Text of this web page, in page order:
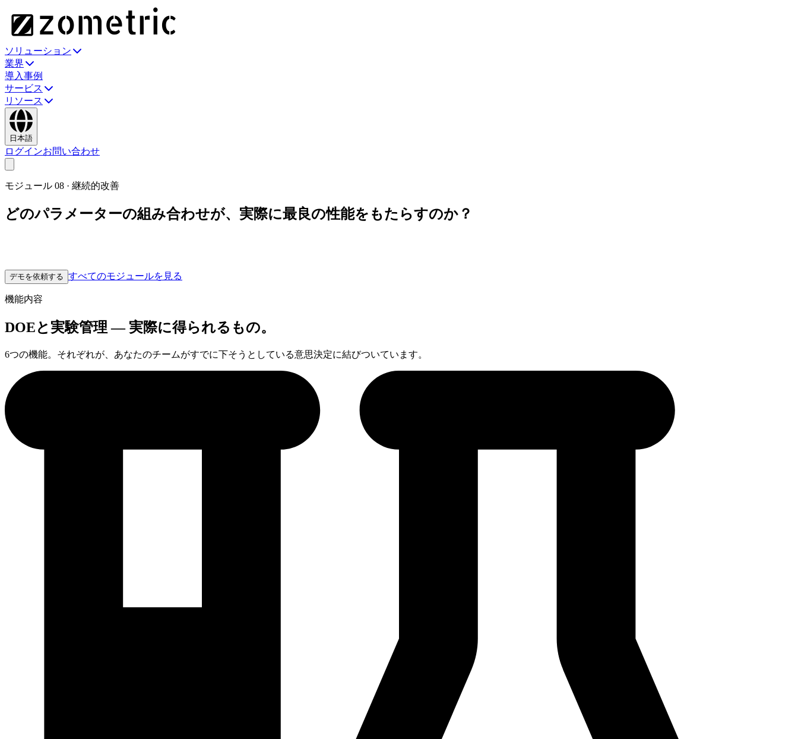
ソリューション
業界
導入事例
サービス
リソース
日本語
ログインお問い合わせ
モジュール 08 · 継続的改善
どのパラメーターの組み合わせが、実際に最良の性能をもたらすのか？
デモを依頼する すべてのモジュールを見る
機能内容
DOEと実験管理 — 実際に得られるもの。
6つの機能。それぞれが、あなたのチームがすでに下そうとしている意思決定に結びついています。